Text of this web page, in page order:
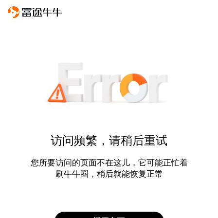
访问频繁，请稍后重试
您所要访问的页面不在这儿，它可能正忙着
刷牛牛圈，稍后就能恢复正常